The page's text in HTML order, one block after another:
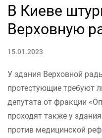
В Киеве
Верховную
15.01.2023
У здания Верховной
протестующие требуют
депутата от фракции
проходят также у
против медицинской